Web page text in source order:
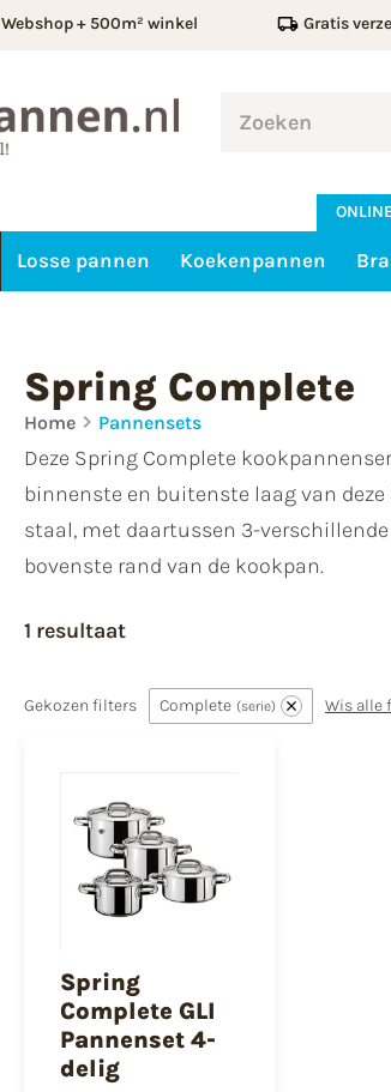
Webshop + 500m² winkel Gratis
Losse pannen Koekenpannen
Spring Complete
Home Pannensets
Deze Spring Complete
binnenste en buitenste laag van
staal, met daartussen 3-
bovenste rand van de kookpan.
1 resultaat
Gekozen filters Complete serie Wis alle
Spring
Complete GLI
Pannenset 4-
delig